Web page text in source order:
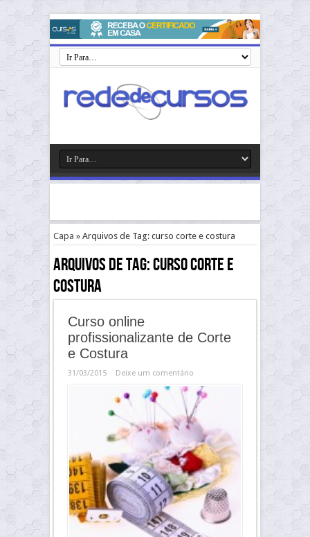
Capa » Arquivos de Tag: curso corte e costura
Arquivos de Tag:curso corte e
costura
Curso online
profissionalizante de Corte
e Costura
31/03/2015 Deixe um comentário